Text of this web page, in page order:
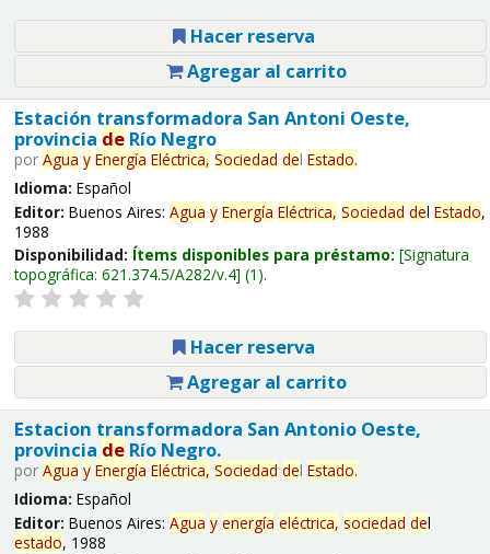
Hacer reserva
Agregar al carrito
Estación transformadora San Antoni Oeste,
provincia deRío Negro
por Agua y Energía Eléctrica, Sociedad del Estado.
Idioma: Español
Editor: Buenos Aires: Agua y Energía Eléctrica, Sociedad del Estado,
1988
Disponibilidad: Ítems disponibles para préstamo: Signatura
topográfica: 621.374.5/A282/v.4 (1).
Hacer reserva
Agregar al carrito
Estacion transformadora San Antonio Oeste,
provincia deRío Negro.
por Agua y Energía Eléctrica, Sociedad del Estado.
Idioma: Español
Editor: Buenos Aires: Agua y energía eléctrica, sociedad del
estado, 1988